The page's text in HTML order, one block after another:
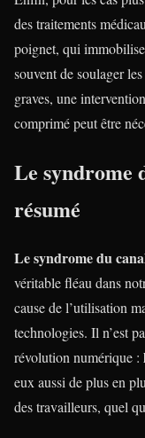
des traitements
poignet, qui
souvent de soulager
graves, une
comprimé peut être
Le syndrome
résumé
Le syndrome du
véritable fléau dans
cause de l’utilisation
technologies. Il n’est
révolution numérique :
eux aussi de plus en
des travailleurs, quel